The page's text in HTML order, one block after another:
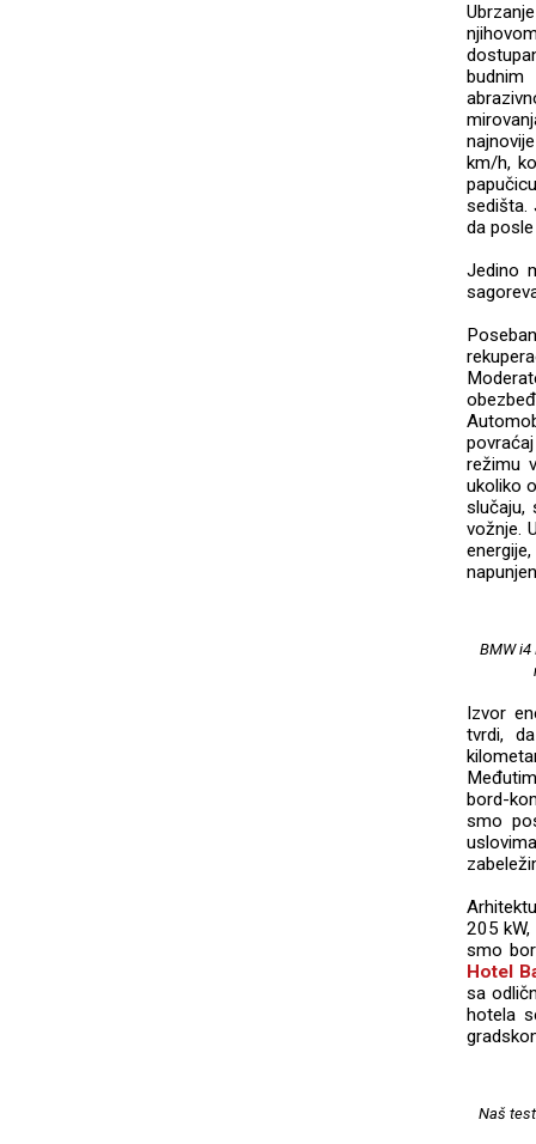
km/h,
sedišta.
da
Jedino
režimu
ukoliko
slučaju,
vožnje.
BMW
Izvor
tvrdi,
bord-
smo
205
smo
Hotel
sa
hotela
Naš